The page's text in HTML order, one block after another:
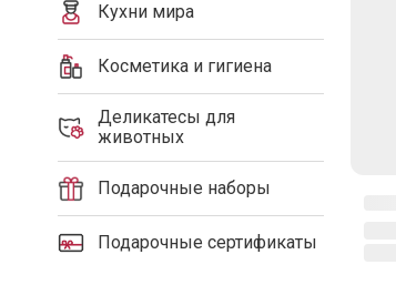
Кухни мира
Косметика и гигиена
Деликатесы для
животных
Подарочные наборы
Подарочные сертификаты